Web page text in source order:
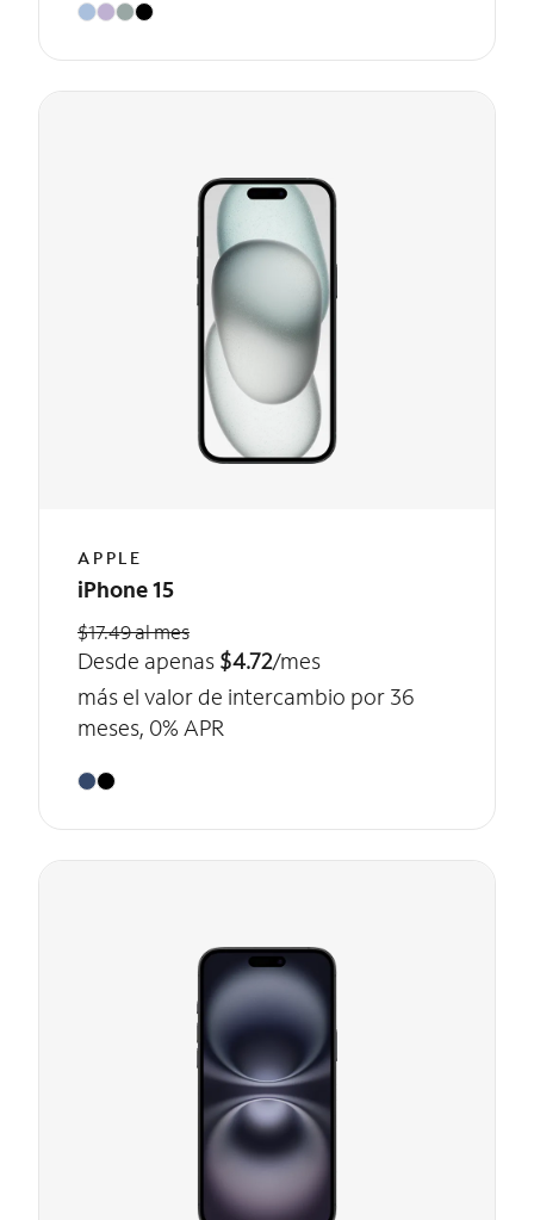
APPLE
iPhone 15
$17.49 al mes
Desde apenas $4.72/mes
más el valor de intercambio por 36
meses, 0% APR